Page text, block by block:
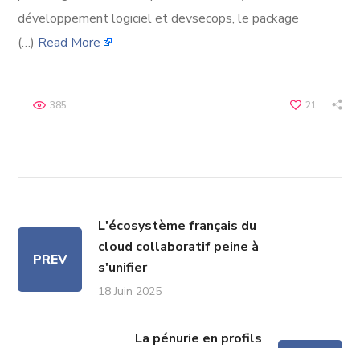
développement logiciel et devsecops, le package
(…) Read More
21
385
PREV
L'écosystème français du
cloud collaboratif peine à
s'unifier
18 Juin 2025
La pénurie en profils